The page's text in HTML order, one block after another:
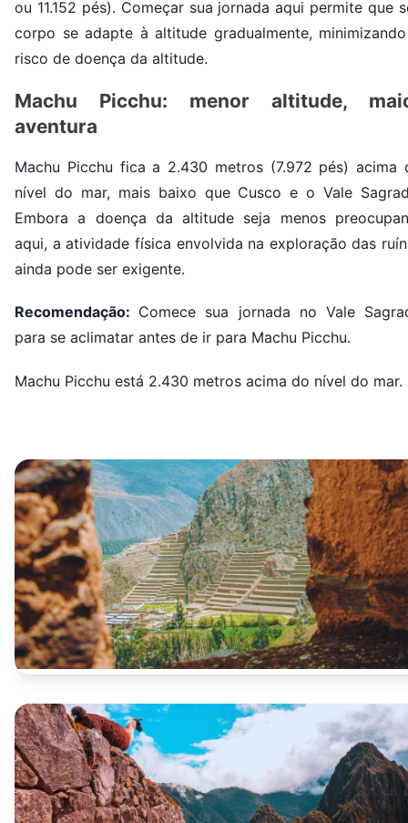
ou 11.152 pés). Começar sua jornada aqui permite que
corpo se adapte à altitude gradualmente,
risco de doença da altitude.
Machu Picchu: menor altitude,
aventura
Machu Picchu fica a 2.430 metros (7.972 pés) acima
nível do mar, mais baixo que Cusco e o Vale
Embora a doença da altitude seja menos
aqui, a atividade física envolvida na exploração das
ainda pode ser exigente.
Recomendação: Comece sua jornada no Vale
para se aclimatar antes de ir para Machu Picchu.
Machu Picchu está 2.430 metros acima do nível do mar.